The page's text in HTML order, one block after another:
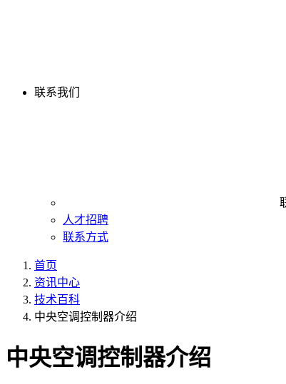
联系我们
人才招聘
联系方式
首页
资讯中心
技术百科
中央空调控制器介绍
中央空调控制器介绍